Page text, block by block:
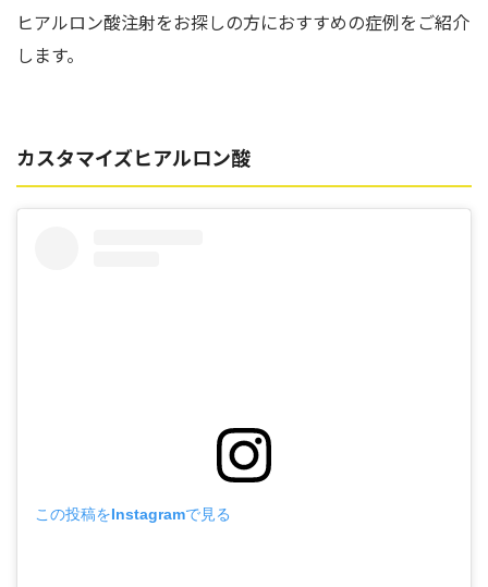
ヒアルロン酸注射をお探しの方におすすめの症例をご紹介
します。
カスタマイズヒアルロン酸
この投稿をInstagramで見る